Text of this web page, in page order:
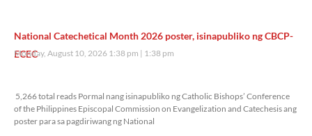
National Catechetical Month 2026 poster, isinapubliko ng CBCP-
ECEC
Monday, August 10, 2026 1:38 pm 1:38 pm
5,266 total reads Pormal nang isinapubliko ng Catholic Bishops’ Conference
of the Philippines Episcopal Commission on Evangelization and Catechesis ang
poster para sa pagdiriwang ng National